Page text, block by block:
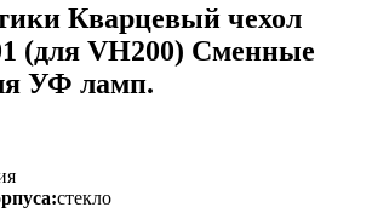
Кварцевый чехол
(для VH200) Сменные
УФ ламп.
стекло